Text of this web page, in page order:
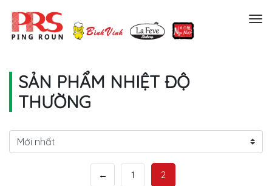
Menu
SẢN PHẨM NHIỆT ĐỘ
THƯỜNG
← 1 2